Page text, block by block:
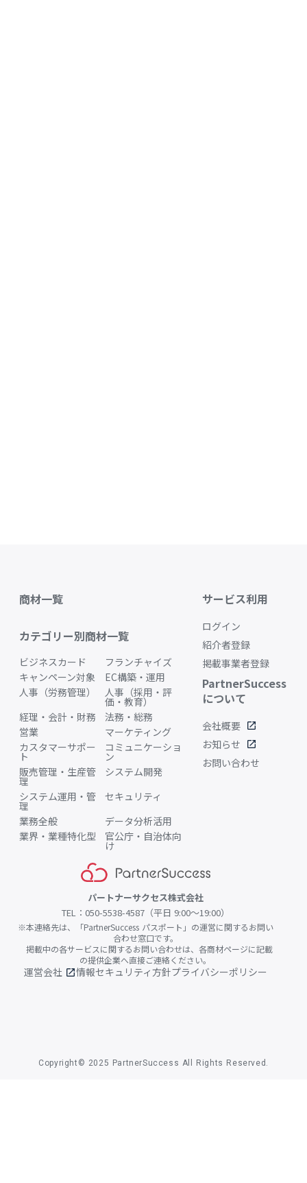
商材一覧
カテゴリー別商材一覧
ビジネスカード
フランチャイズ
キャンペーン対象
EC構築・運用
人事（労務管理）
人事（採用・評
価・教育）
経理・会計・財務
法務・総務
営業
マーケティング
カスタマーサポー
ト
コミュニケーショ
ン
販売管理・生産管
理
システム開発
システム運用・管
理
セキュリティ
業務全般
データ分析活用
業界・業種特化型
官公庁・自治体向
け
サービス利用
ログイン
紹介者登録
掲載事業者登録
PartnerSuccess
について
会社概要 open_in_new
お知らせ open_in_new
お問い合わせ
パートナーサクセス株式会社
TEL：050-5538-4587（平日 9:00〜19:00）
※本連絡先は、「PartnerSuccess パスポート」の運営に関するお問い
合わせ窓口です。
掲載中の各サービスに関するお問い合わせは、各商材ページに記載
の提供企業へ直接ご連絡ください。
運営会社 open_in_new情報セキュリティ方針プライバシーポリシー
Copyright© 2025 PartnerSuccess All Rights Reserved.